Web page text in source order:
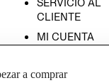
CLIENTE
MI CUENTA
TIENDAS
a comprar